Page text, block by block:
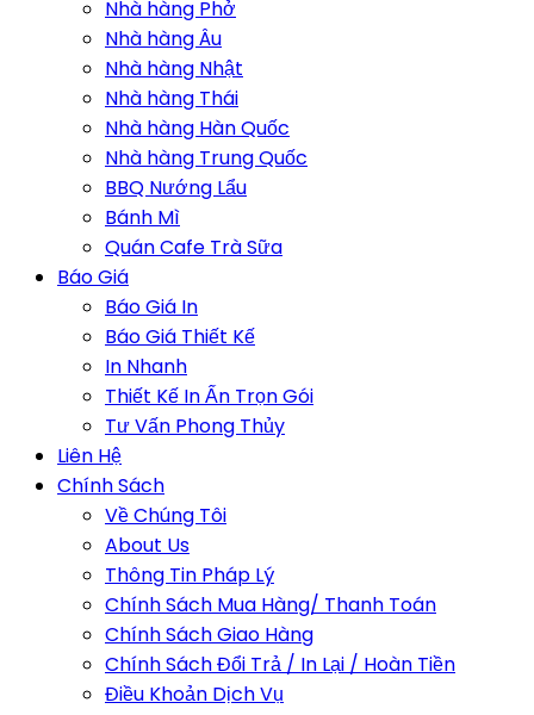
Nhà hàng Phở
Nhà hàng Âu
Nhà hàng Nhật
Nhà hàng Thái
Nhà hàng Hàn Quốc
Nhà hàng Trung Quốc
BBQ Nướng Lẩu
Bánh Mì
Quán Cafe Trà Sữa
Báo Giá
Báo Giá In
Báo Giá Thiết Kế
In Nhanh
Thiết Kế In Ấn Trọn Gói
Tư Vấn Phong Thủy
Liên Hệ
Chính Sách
Về Chúng Tôi
About Us
Thông Tin Pháp Lý
Chính Sách Mua Hàng/ Thanh Toán
Chính Sách Giao Hàng
Chính Sách Đổi Trả / In Lại / Hoàn Tiền
Điều Khoản Dịch Vụ